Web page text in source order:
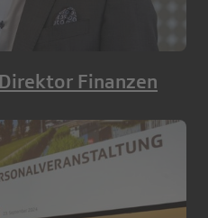
Finanzen